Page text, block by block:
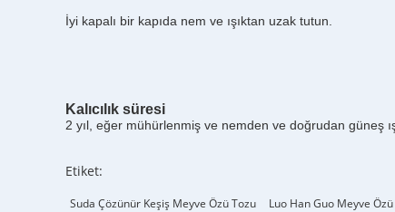
İyi kapalı bir kapıda nem ve ışıktan uzak tutun.
Kalıcılık süresi
2 yıl, eğer mühürlenmiş ve nemden ve doğrudan güneş
Etiket:
Suda Çözünür Keşiş Meyve Özü Tozu Luo Han Guo Meyve